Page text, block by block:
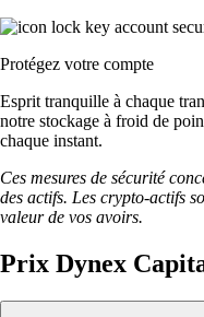
Protégez votre compte
Esprit tranquille à chaque
notre stockage à froid de
chaque instant.
Ces mesures de sécurité
des actifs. Les crypto-actifs
valeur de vos avoirs.
Prix Dynex